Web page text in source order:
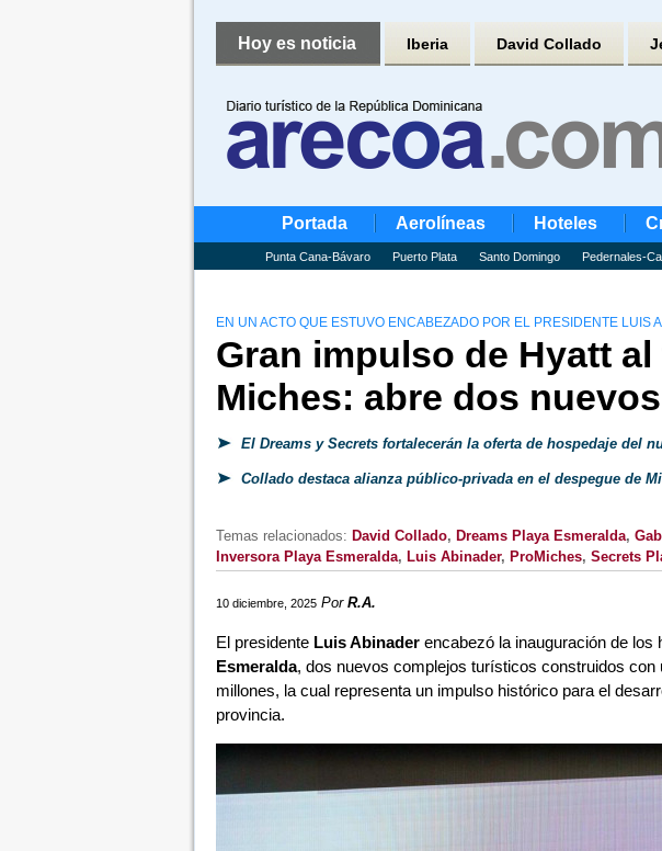
Hoy es noticia Iberia David Collado
Portada Aerolíneas Hoteles
Punta Cana-Bávaro Puerto Plata Santo Domingo Pedernales-
EN UN ACTO QUE ESTUVO ENCABEZADO POR EL PRESIDENTE LUIS
Gran impulso de Hyatt
Miches: abre dos
El Dreams y Secrets fortalecerán la oferta de hospedaje del
Collado destaca alianza público-privada en el despegue de
Temas relacionados: David Collado, Dreams Playa Esmeralda,
Inversora Playa Esmeralda, Luis Abinader, ProMiches, Secrets
10 diciembre, 2025 Por R.A.
El presidente Luis Abinaderencabezó la inauguración de los
Esmeralda, dos nuevos complejos turísticos construidos con
millones, la cual representa un impulso histórico para el
provincia.